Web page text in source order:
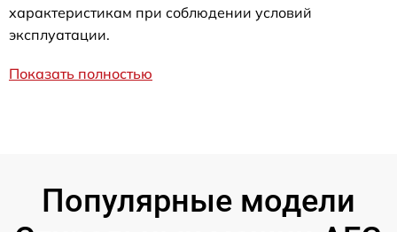
характеристикам при соблюдении условий
эксплуатации.
Показать полностью
Популярные модели